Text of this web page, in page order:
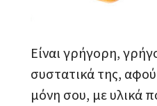
Είναι γρήγορη,
συστατικά της, αφού
μόνη σου, με υλικά